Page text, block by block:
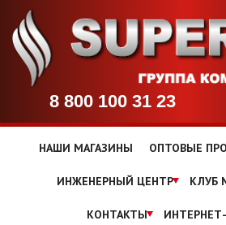
8 800 100 31 23
НАШИ МАГАЗИНЫ ОПТОВЫЕ
ИНЖЕНЕРНЫЙ ЦЕНТР КЛУБ
КОНТАКТЫ